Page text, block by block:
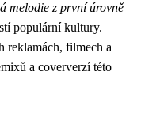
melodie z první úrovně
populární kultury.
reklamách, filmech a
a coververzí této